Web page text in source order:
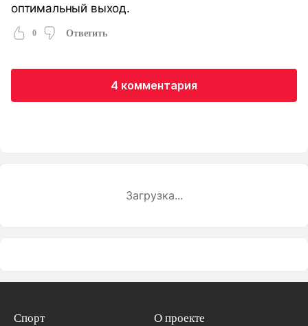
оптимальный выход.
0 Ответить
4 комментария
Загрузка...
Спорт
О проекте